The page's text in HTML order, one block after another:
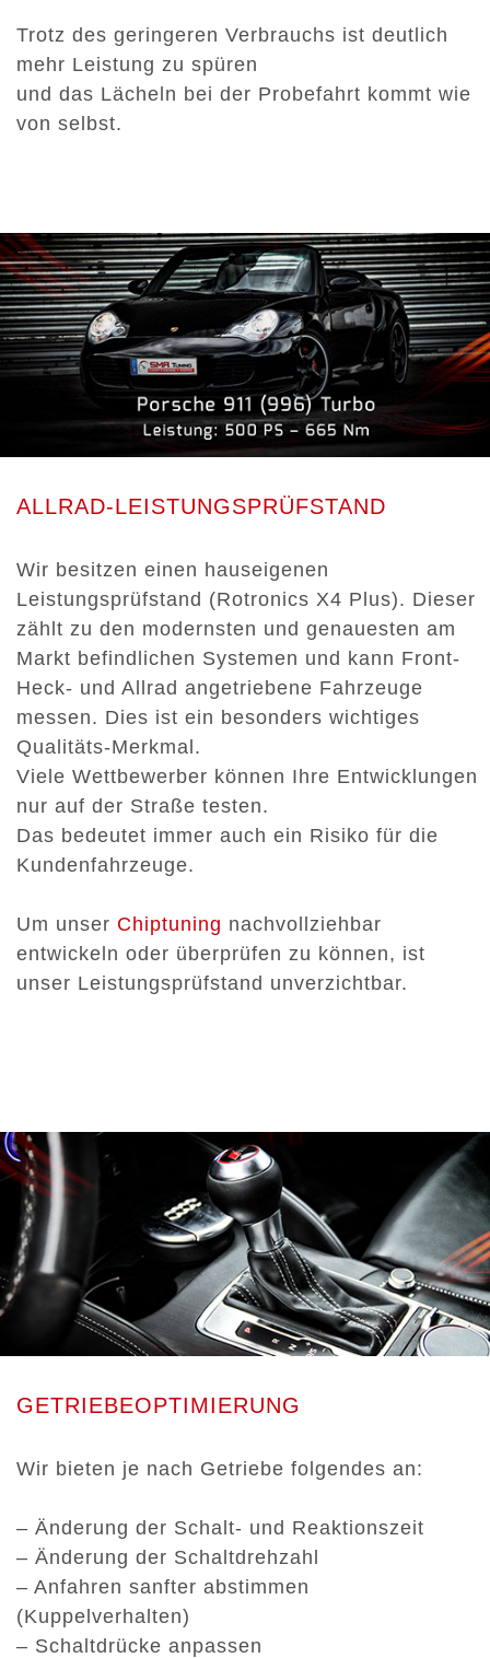
Trotz des geringeren Verbrauchs ist deutlich
mehr Leistung zu spüren
und das Lächeln bei der Probefahrt kommt wie
von selbst.
ALLRAD-LEISTUNGSPRÜFSTAND
Wir besitzen einen hauseigenen
Leistungsprüfstand (Rotronics X4 Plus). Dieser
zählt zu den modernsten und genauesten am
Markt befindlichen Systemen und kann Front-
Heck- und Allrad angetriebene Fahrzeuge
messen. Dies ist ein besonders wichtiges
Qualitäts-Merkmal.
Viele Wettbewerber können Ihre Entwicklungen
nur auf der Straße testen.
Das bedeutet immer auch ein Risiko für die
Kundenfahrzeuge.
Um unser Chiptuning nachvollziehbar
entwickeln oder überprüfen zu können, ist
unser Leistungsprüfstand unverzichtbar.
GETRIEBEOPTIMIERUNG
Wir bieten je nach Getriebe folgendes an:
– Änderung der Schalt- und Reaktionszeit
– Änderung der Schaltdrehzahl
– Anfahren sanfter abstimmen
(Kuppelverhalten)
– Schaltdrücke anpassen